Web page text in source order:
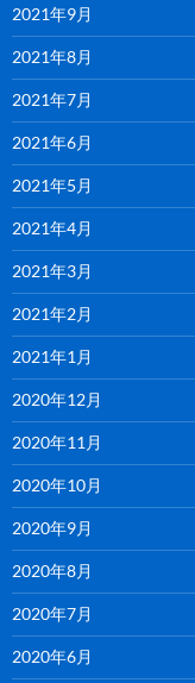
2021年9月
2021年8月
2021年7月
2021年6月
2021年5月
2021年4月
2021年3月
2021年2月
2021年1月
2020年12月
2020年11月
2020年10月
2020年9月
2020年8月
2020年7月
2020年6月